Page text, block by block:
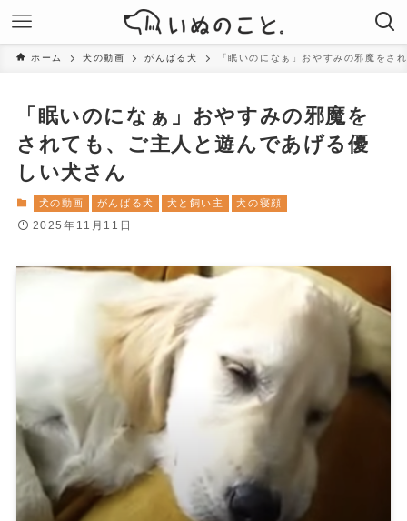
ホーム 犬の動画 がんばる犬 「眠いのになぁ」おやすみの邪魔をさ
「眠いのになぁ」おやすみの邪魔を
されても、ご主人と遊んであげる優
しい犬さん
犬の動画 がんばる犬 犬と飼い主 犬の寝顔
2025年11月11日